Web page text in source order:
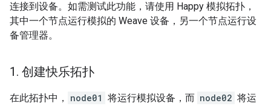
连接到设备。如需测试此功能，请使用 Happy 模拟拓扑，
其中一个节点运行模拟的 Weave 设备，另一个节点运行设
备管理器。
1 . 创建快乐拓扑
在此拓扑中， node01 将运行模拟设备，而 node02 将运